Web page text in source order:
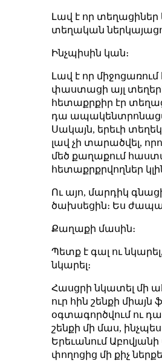
Լավ է որ տեղացիներ
տեղական
Ինչպիսին կան։
Լավ է որ միջոցառում
փաստացի այլ
հետաքրքիր էր
դա
Սակայն, երեւի
լավ չի տարածվել,
մեծ քաղաքում
հետաքրքրվողներ
Ու այո, մարդիկ
ծախսեցին։ Ես
Քաղաքի մասին։
Պետք է գալ ու
նկարել։
Հասցրի նկատել մի
ուր հին շենքի միայն
օգտագործվում ու
շենքի մի մաս,
Երեւանում Աբովյանի
փողոցից մի քիչ